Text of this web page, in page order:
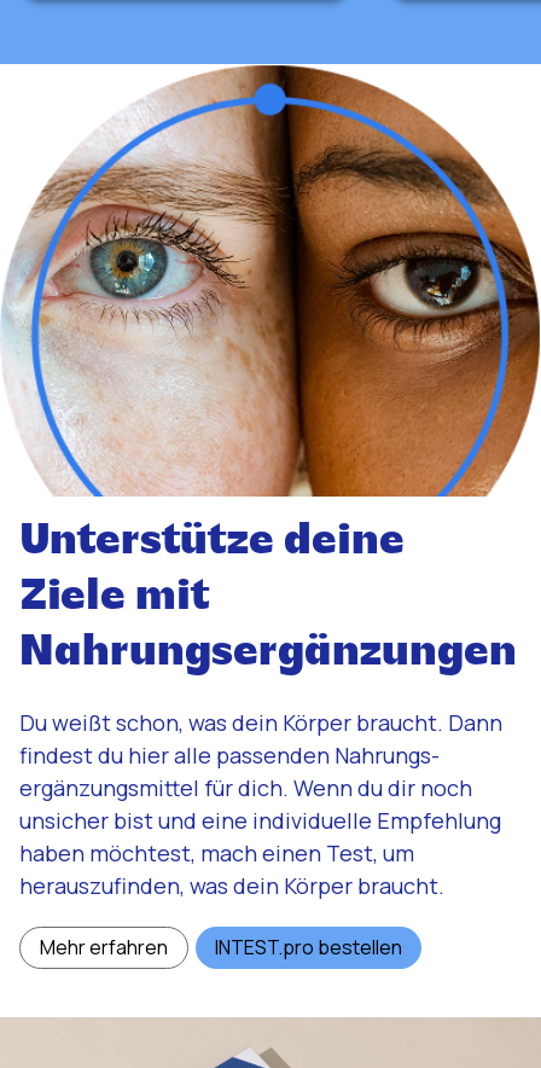
Unterstütze deine
Ziele mit
Nahrungsergänzungen
Du weißt schon, was dein Körper braucht. Dann
findest du hier alle passenden Nahrungs­
ergänzungs­mittel für dich. Wenn du dir noch
unsicher bist und eine individuelle Empfehlung
haben möchtest, mach einen Test, um
herauszufinden, was dein Körper braucht.
Mehr erfahren INTEST.pro bestellen
Jetzt 10% sparen